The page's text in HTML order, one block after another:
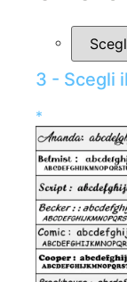
3 - Scegli
*